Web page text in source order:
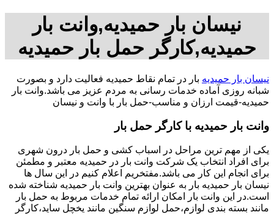
نیسان بار حمیدیه,وانت بار
حمیدیه,کارگر حمل بار حمیدیه
نیسان بار حمیدیه بار در تمام نقاط حمیدیه فعالیت دارد و بصورت
شبانه روزی آماده خدمات رسانی به مردم عزیز می باشد.وانت بار
حمیدیه-قیمت ارزان و مناسب-حمل بار با وانت و نیسان
وانت بار حمیدیه با کارگر حمل بار
یکی از مهم ترین مراحل در اسباب کشی و حمل بار درون شهری
برای افراد انتخاب یک شرکت وانت بار در حمیدیه معتبر و مطمئن
برای انجام این کار می باشد.مفتخریم اعلام کنیم در این سال ها
نیسان بار حمیدیه بار به عنوان بهترین وانت بار حمیدیه شناخته شده
است.در این وانت بار امکان ارائه تمام خدمات مربوط به حمل بار
مانند بسته بندی لوازم،حمل لوازم سنگین مانند یخچل ساید،کارگر